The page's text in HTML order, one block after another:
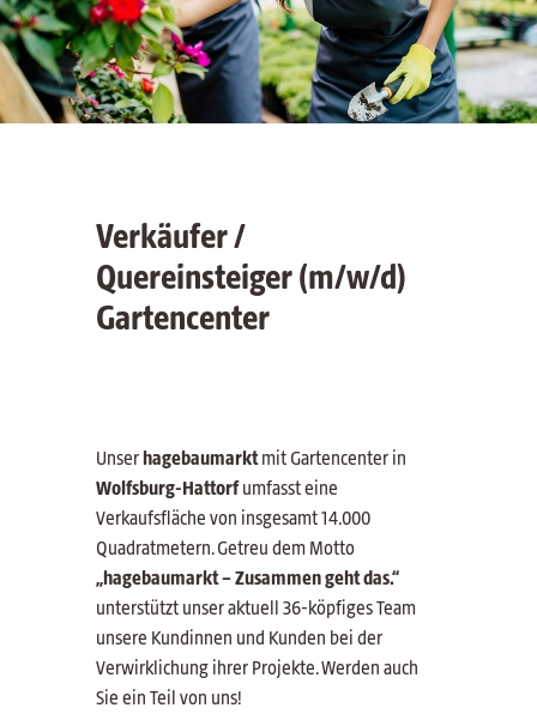
Verkäufer /
Quereinsteiger (m/w/d)
Gartencenter
Unserhagebaumarktmit Gartencenter in
Wolfsburg-Hattorf umfasst eine
Verkaufsfläche von insgesamt 14.000
Quadratmetern. Getreu dem Motto
„hagebaumarkt – Zusammen geht das.“
unterstützt unser aktuell 36-köpfiges Team
unsere Kundinnen und Kunden bei der
Verwirklichung ihrer Projekte. Werden auch
Sie ein Teil von uns!